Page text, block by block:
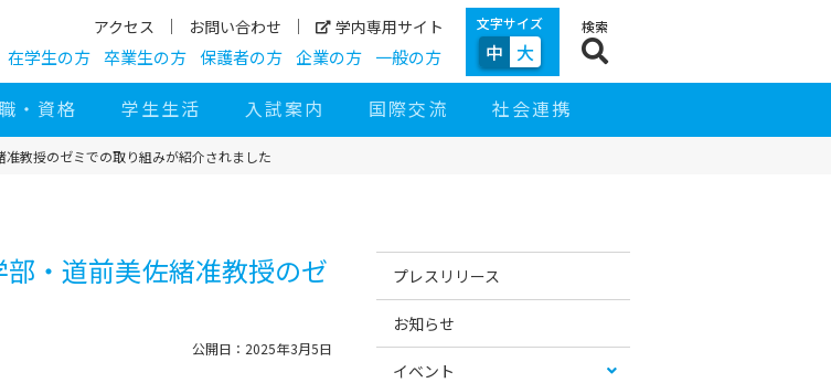
アクセス お問い合わせ 学内専用サイト
在学生の方 卒業生の方 保護者の方 企業の方 一般の方
文字サイズ
中 大
検索
・資格 学生生活 入試案内 国際交流 社会連携
教授のゼミでの取り組みが紹介されました
部・道前美佐緒准教授のゼ
公開日：2025年3月5日
イ
ビ
シ
お
め
テ
カ
リ
ス
プレスリリース
お知らせ
イベント